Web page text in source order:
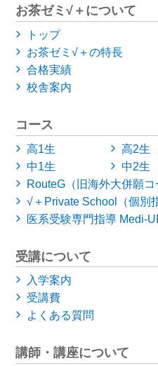
お茶ゼミ√＋について
トップ
お茶ゼミ√＋の特長
合格実績
校舎案内
コース
高1生 高2生
中1生
中2生
RouteG（旧海外大併願コ
√＋Private School（個別
医系受験専門指導 Medi-
受講について
入学案内
受講費
よくある質問
講師・講座について